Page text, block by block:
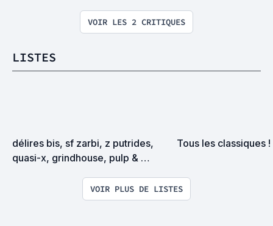
VOIR LES 2 CRITIQUES
LISTES
délires bis, sf zarbi, z putrides,
quasi-x, grindhouse, pulp &
Tous les classiques !
VOIR PLUS DE LISTES